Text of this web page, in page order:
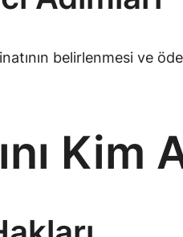
belirlenmesi ve
Kim